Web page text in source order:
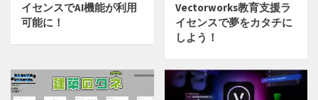
イセンスでAI機能が利用
可能に！
Vectorworks教育支援ラ
イセンスで夢をカタチに
しよう！